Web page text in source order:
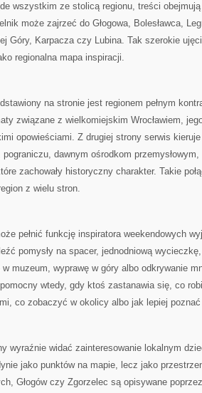
wszystkim ze stolicą regionu, treści
może zajrzeć do Głogowa, Bolesławca,
Góry, Karpacza czy Lubina. Tak szerokie
regionalna mapa inspiracji.
na stronie jest regionem pełnym
związane z wielkomiejskim Wrocławiem,
opowieściami. Z drugiej strony serwis kieruje
dawnym ośrodkom
zachowały historyczny charakter. Takie
z wielu stron.
pełnić funkcję inspiratora weekendowych
pomysły na spacer, jednodniową
w muzeum, wyprawę w góry albo odkrywanie
wtedy, gdy ktoś zastanawia się, co
co zobaczyć w okolicy albo jak lepiej
wyraźnie widać zainteresowanie lokalnym
jako punktów na mapie, lecz jako
Głogów czy Zgorzelec są opisywane